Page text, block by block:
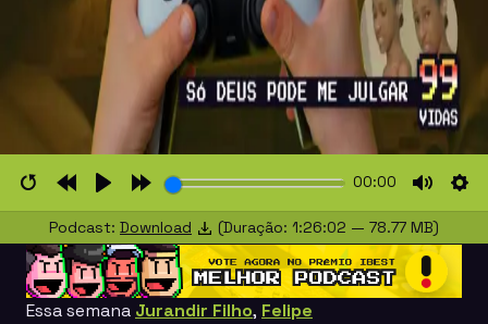
RestartRewind
10s
PlayForward
10s
00:00
Mute
Podcast: Download (Duração: 1:26:02 — 78.77 MB)
Essa semana Jurandir Filho, Felipe